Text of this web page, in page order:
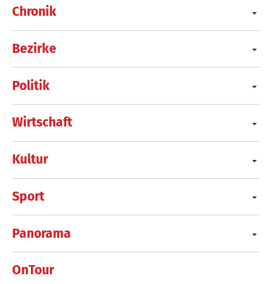
Chronik
Bezirke
Politik
Wirtschaft
Kultur
Sport
Panorama
OnTour